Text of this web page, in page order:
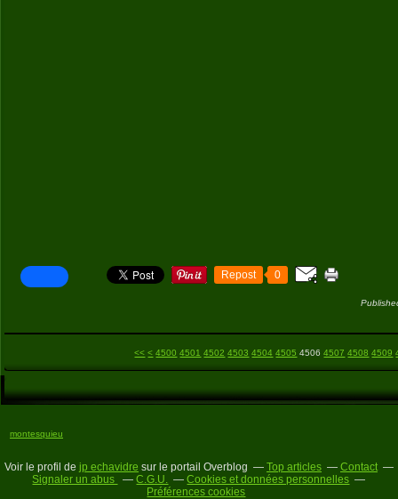
Repost 0
<< < 4500 4501 4502 4503 4504 4505 4506 4507 4508 4509
montesquieu
Voir le profil de jp echavidre sur le portail Overblog Top articles
Contact
Signaler un abus
C.G.U.
Cookies et données personnelles
Préférences cookies